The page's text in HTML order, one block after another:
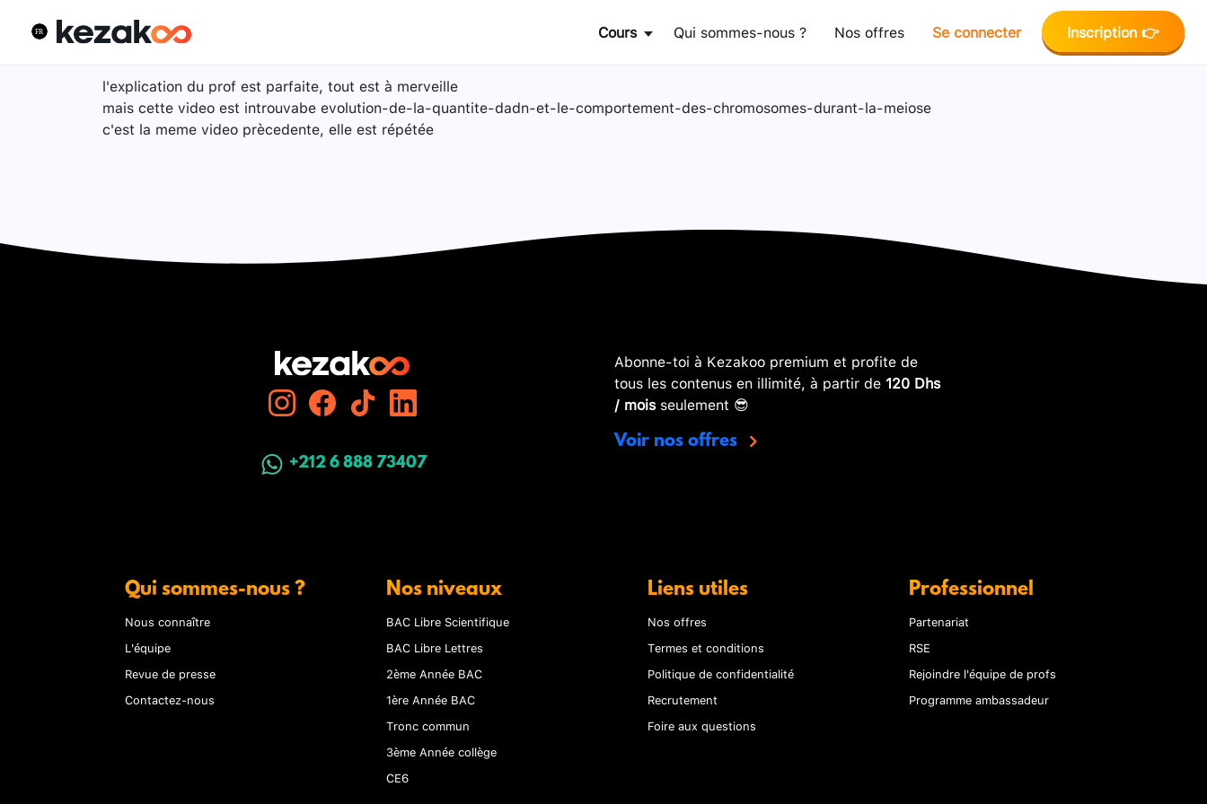
Cours Qui sommes-nous ? Nos offres Se connecter Inscription 👉
l'explication du prof est parfaite, tout est à merveille
mais cette video est introuvabe evolution-de-la-quantite-dadn-et-le-comportement-des-chromosomes-durant-la-meiose
c'est la meme video prècedente, elle est répétée
+212 6 888 73407
Abonne-toi à Kezakoo premium et profite de
tous les contenus en illimité, à partir de 120 Dhs
/ moisseulement 😎
Voir nos offres
Qui sommes-nous ?
Nous connaître
L'équipe
Revue de presse
Contactez-nous
Nos niveaux
BAC Libre Scientifique
BAC Libre Lettres
2ème Année BAC
1ère Année BAC
Tronc commun
3ème Année collège
CE6
Liens utiles
Nos offres
Termes et conditions
Politique de confidentialité
Recrutement
Foire aux questions
Professionnel
Partenariat
RSE
Rejoindre l'équipe de profs
Programme ambassadeur